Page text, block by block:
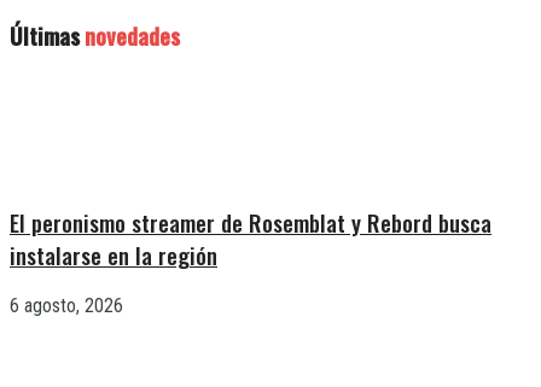
Últimasnovedades
El peronismo streamer de Rosemblat y Rebord busca
instalarse en la región
6 agosto, 2026